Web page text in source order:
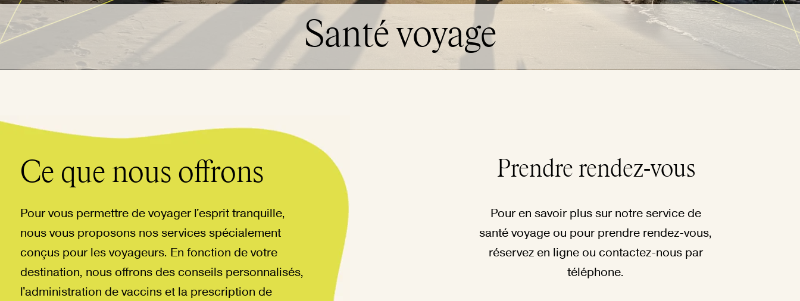
Santé voyage
Pour vous permettre de voyager l'esprit tranquille,
nous vous proposons nos services spécialement
conçus pour les voyageurs. En fonction de votre
destination, nous offrons des conseils personnalisés,
l'administration de vaccins et la prescription de
Ce que nous offrons Prendre rendez-vous
Pour en savoir plus sur notre service de
santé voyage ou pour prendre rendez-vous,
réservez en ligne ou contactez-nous par
téléphone.